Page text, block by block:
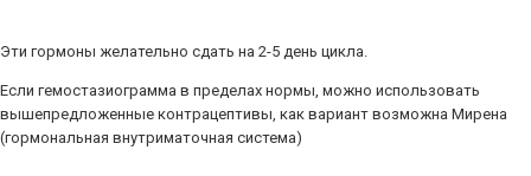
Эти гормоны желательно сдать на 2-5 день цикла.
Если гемостазиограмма в пределах нормы, можно использовать
вышепредложенные контрацептивы, как вариант возможна Мирена
(гормональная внутриматочная система)